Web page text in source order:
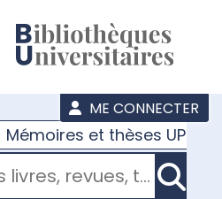
ME CONNECTER
Mémoires et thèses UPJV